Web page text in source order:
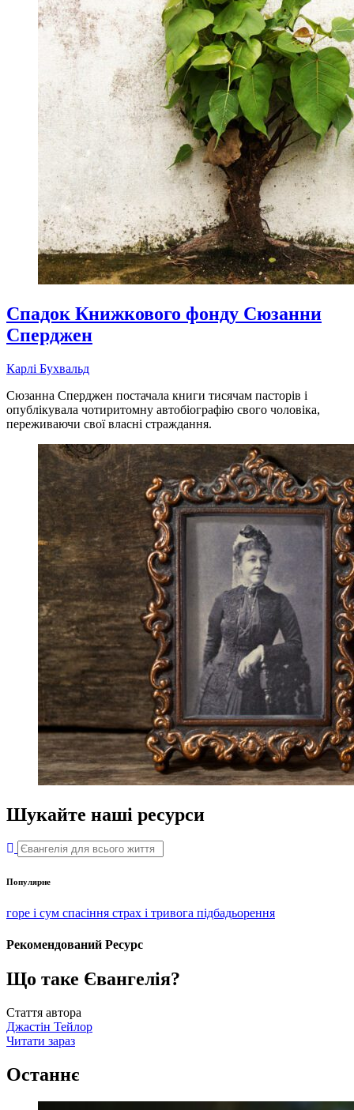
Спадок Книжкового фонду Сюзанни
Сперджен
Карлі Бухвальд
Сюзанна Сперджен постачала книги тисячам пасторів і
опублікувала чотиритомну автобіографію свого чоловіка,
переживаючи свої власні страждання.
Шукайте наші ресурси
Популярне
горе і сум спасіння страх і тривога підбадьорення
Рекомендований Ресурс
Що таке Євангелія?
Стаття автора
Джастін Тейлор
Читати зараз
Останнє